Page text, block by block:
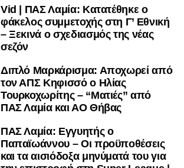
Vid | ΠΑΣ Λαμία: Κατατέθηκε ο
φάκελος συμμετοχής στη Γ’ Εθνική
– Ξεκινά ο σχεδιασμός της νέας
σεζόν
Διπλό Μαρκάρισμα: Αποχωρεί από
τον ΑΠΣ Κηφισσό ο Ηλίας
Τουρκοχωρίτης – “Ματιές” από
ΠΑΣ Λαμία και ΑΟ Θήβας
ΠΑΣ Λαμία: Εγγυητής ο
Παπαϊωάννου – Οι προϋποθέσεις
και τα αισιόδοξα μηνύματά του για